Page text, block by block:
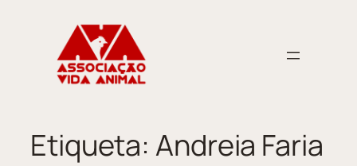
conteúdo
Etiqueta: Andreia Faria